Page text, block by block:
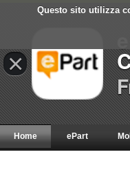
Questo sito utilizza
Home ePart
×